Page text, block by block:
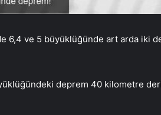
6,4 ve 5 büyüklüğünde art arda iki
deprem 40 kilometre